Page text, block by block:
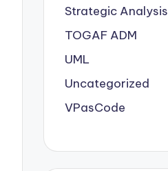
Strategic Analysis
TOGAF ADM
UML
Uncategorized
VPasCode